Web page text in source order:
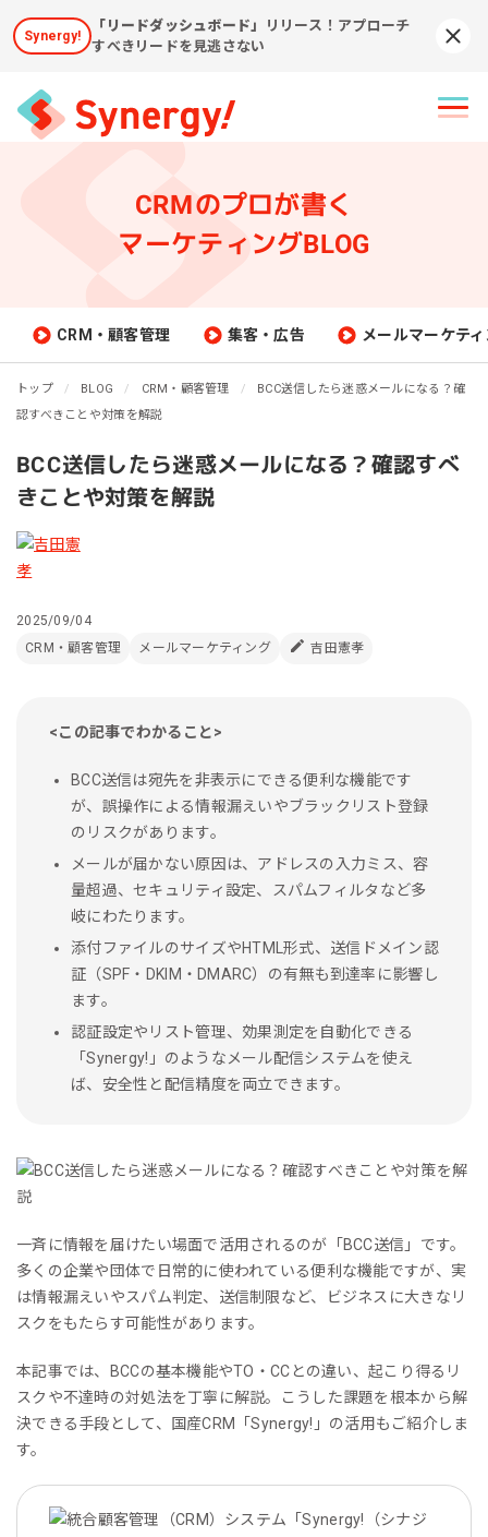
Synergy!
「リードダッシュボード」
リリース！アプローチ
すべきリードを見逃さない
CRMのプロが書く
マーケティングBLOG
CRM・顧客管理 集客・広告 メールマーケテ
トップ BLOG CRM・顧客管理
BCC送信したら迷惑メールになる？確
認すべきことや対策を解説
BCC送信したら迷惑メールになる？確認すべ
きことや対策を解説
2025/09/04
CRM・顧客管理
メールマーケティング 吉田憲孝
<この記事でわかること>
BCC送信は宛先を非表示にできる便利な機能です
が、誤操作による情報漏えいやブラックリスト登録
のリスクがあります。
メールが届かない原因は、アドレスの入力ミス、容
量超過、セキュリティ設定、スパムフィルタなど多
岐にわたります。
添付ファイルのサイズやHTML形式、送信ドメイン認
証（SPF・DKIM・DMARC）の有無も到達率に影響し
ます。
認証設定やリスト管理、効果測定を自動化できる
「Synergy!」のようなメール配信システムを使え
ば、安全性と配信精度を両立できます。
一斉に情報を届けたい場面で活用されるのが「BCC送信」です。
多くの企業や団体で日常的に使われている便利な機能ですが、実
は情報漏えいやスパム判定、送信制限など、ビジネスに大きなリ
スクをもたらす可能性があります。
本記事では、BCCの基本機能やTO・CCとの違い、起こり得るリ
スクや不達時の対処法を丁寧に解説。こうした課題を根本から解
決できる手段として、国産CRM「Synergy!」の活用もご紹介しま
す。